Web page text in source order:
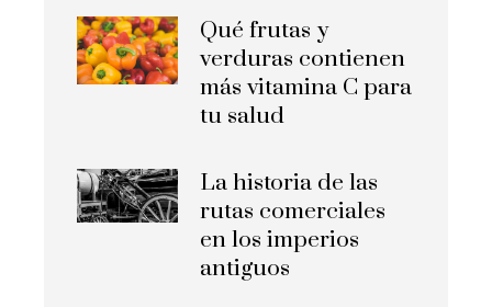
Qué frutas y
verduras contienen
más vitamina C para
tu salud
La historia de las
rutas comerciales
en los imperios
antiguos